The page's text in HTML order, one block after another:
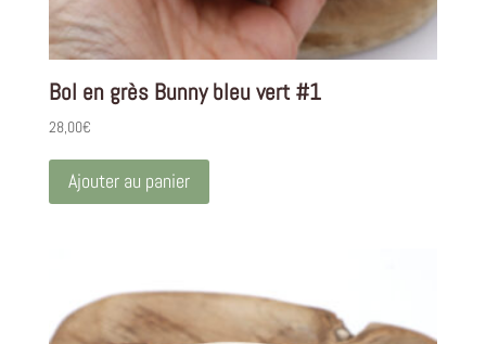
Bol en grès Bunny bleu vert #1
28,00€
Ajouter au panier